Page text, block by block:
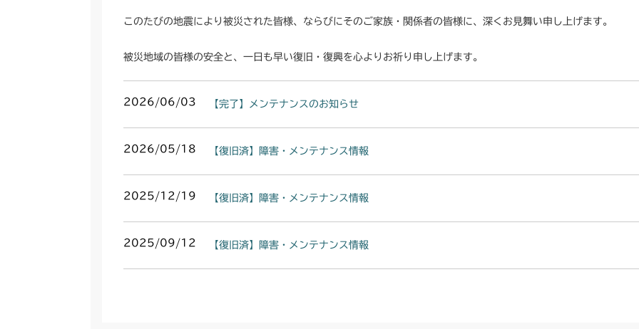
このたびの地震により被災された皆様、ならびにそのご家族・関係者の皆様に、深くお見舞い申し上げます。
被災地域の皆様の安全と、一日も早い復旧・復興を心よりお祈り申し上げます。
2026/06/03 【完了】メンテナンスのお知らせ
2026/05/18 【復旧済】障害・メンテナンス情報
2025/12/19 【復旧済】障害・メンテナンス情報
2025/09/12 【復旧済】障害・メンテナンス情報